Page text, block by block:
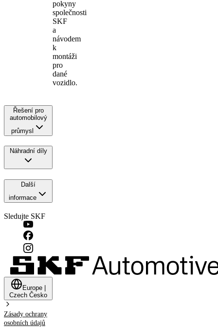
pokyny
společnosti
SKF
a
návodem
k
montáži
pro
dané
vozidlo.
Řešení pro
automobilový
průmysl
Náhradní díly
Další
informace
Sledujte SKF
Europe
Czech Česko
Zásady ochrany
osobních údajů